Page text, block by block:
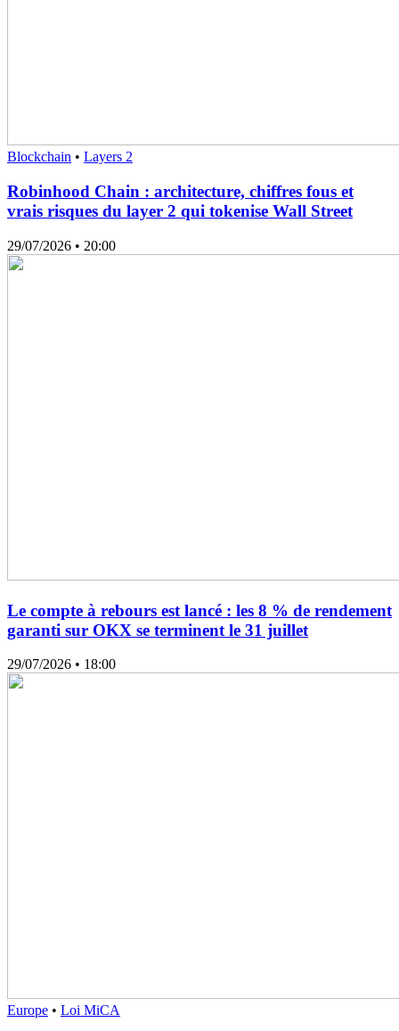
Blockchain • Layers 2
Robinhood Chain : architecture, chiffres fous et
vrais risques du layer 2 qui tokenise Wall Street
29/07/2026 • 20:00
Le compte à rebours est lancé : les 8 % de rendement
garanti sur OKX se terminent le 31 juillet
29/07/2026 • 18:00
Europe • Loi MiCA